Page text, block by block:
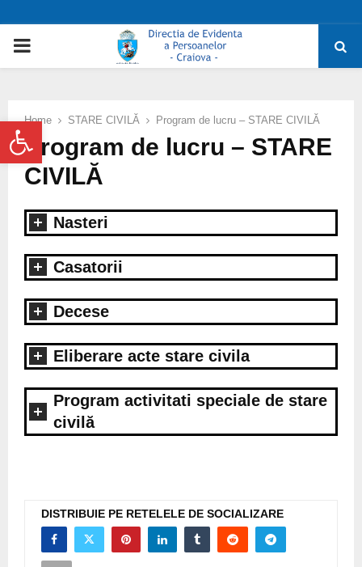
Deschide bara de unelte
PRIMARY
Home STARE CIVILĂ Program de lucru – STARE CIVILĂ
Program de lucru – STARE
CIVILĂ
Nasteri
Casatorii
Decese
Eliberare acte stare civila
Program activitati speciale de stare
civilă
DISTRIBUIE PE RETELELE DE SOCIALIZARE